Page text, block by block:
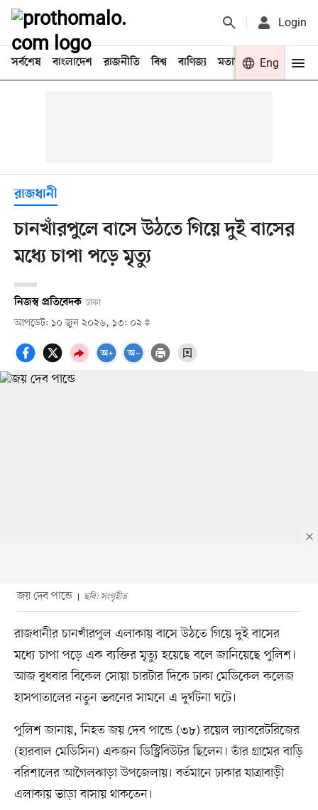
Login
সর্বশেষ বাংলাদেশ রাজনীতি বিশ্ব বাণিজ্য মতামত খেলা
Eng
রাজধানী
চানখাঁরপুলে বাসে উঠতে গিয়ে দুই বাসের
মধ্যে চাপা পড়ে মৃত্যু
নিজস্ব প্রতিবেদক ঢাকা
আপডেট: ১০ জুন ২০২৬, ১৩: ০২
জয় দেব পান্ডে ছবি: সংগৃহীত
রাজধানীর চানখাঁরপুল এলাকায় বাসে উঠতে গিয়ে দুই বাসের
মধ্যে চাপা পড়ে এক ব্যক্তির মৃত্যু হয়েছে বলে জানিয়েছে পুলিশ।
আজ বুধবার বিকেল সোয়া চারটার দিকে ঢাকা মেডিকেল কলেজ
হাসপাতালের নতুন ভবনের সামনে এ দুর্ঘটনা ঘটে।
পুলিশ জানায়, নিহত জয় দেব পান্ডে (৩৮) রয়েল ল্যাবরেটরিজের
(হারবাল মেডিসিন) একজন ডিস্ট্রিবিউটর ছিলেন। তাঁর গ্রামের বাড়ি
বরিশালের আগৈলঝাড়া উপজেলায়। বর্তমানে ঢাকার যাত্রাবাড়ী
এলাকায় ভাড়া বাসায় থাকতেন।